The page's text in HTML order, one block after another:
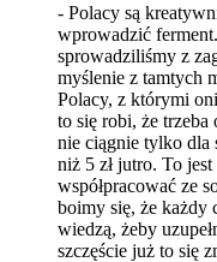
- Polacy są
wprowadzić
sprowadziliśmy z
myślenie z tamtych
Polacy, z którymi
to się robi, że trzeba
nie ciągnie tylko dla
niż 5 zł jutro. To
współpracować ze
boimy się, że każdy
wiedzą, żeby
szczęście już to się